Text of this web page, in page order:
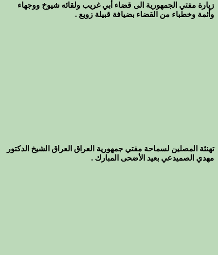
زيارة مفتي الجمهورية الى قضاء أبي غريب ولقائه شيوخ ووجهاء
وأئمة وخطباء من القضاء بضيافة قبيلة زوبع .
تهنئة المصلين لسماحة مفتي جمهورية العراق العراق الشيخ الدكتور
مهدي الصميدعي بعيد الأضحى المبارك .